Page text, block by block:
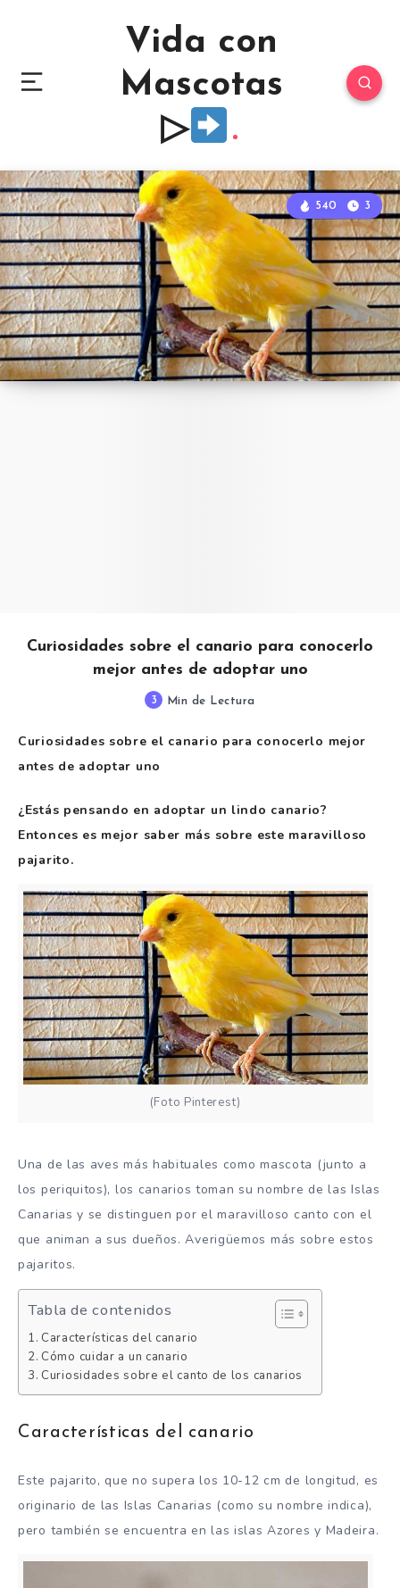
Vida con
Mascotas
▷
Curiosidades sobre el canario para conocerlo
mejor antes de adoptar uno
540 3
3 Min de Lectura
Curiosidades sobre el canario para conocerlo mejor
antes de adoptar uno
¿Estás pensando en adoptar un lindo canario?
Entonces es mejor saber más sobre este maravilloso
pajarito.
(Foto Pinterest)
Una de las aves más habituales como mascota (junto a
los periquitos), los canarios toman su nombre de las Islas
Canarias y se distinguen por el maravilloso canto con el
que animan a sus dueños. Averigüemos más sobre estos
pajaritos.
Tabla de contenidos
Características del canario
Cómo cuidar a un canario
Curiosidades sobre el canto de los canarios
Características del canario
Este pajarito, que no supera los 10-12 cm de longitud, es
originario de las Islas Canarias (como su nombre indica),
pero también se encuentra en las islas Azores y Madeira.